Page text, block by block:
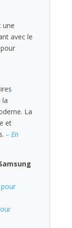
une
avec le
la
La
et
– En